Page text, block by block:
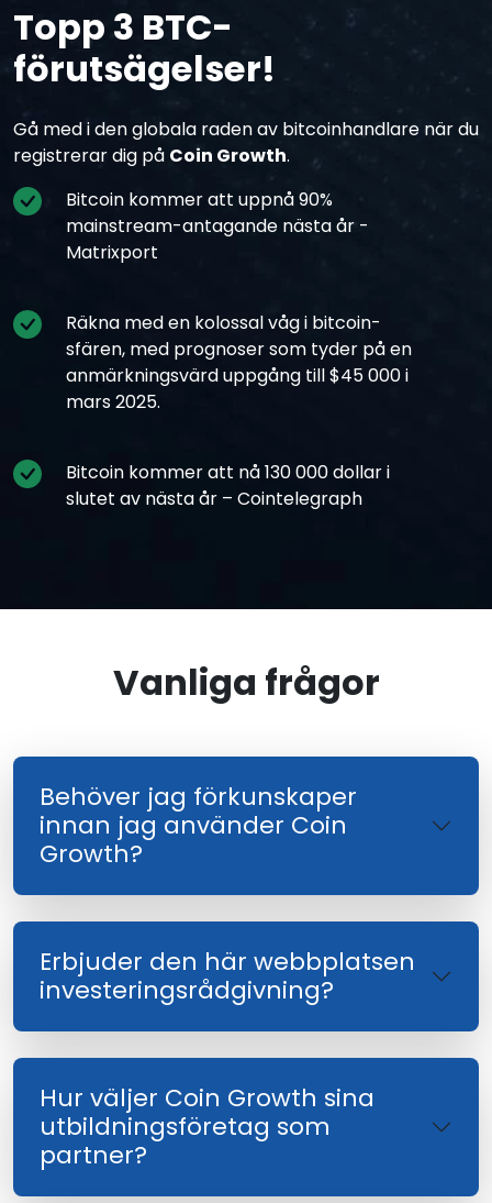
Topp 3 BTC-
förutsägelser!
Gå med i den globala raden av bitcoinhandlare när du
registrerar dig på Coin Growth.
Bitcoin kommer att uppnå 90%
mainstream-antagande nästa år -
Matrixport
Räkna med en kolossal våg i bitcoin-
sfären, med prognoser som tyder på en
anmärkningsvärd uppgång till $45 000 i
mars 2025.
Bitcoin kommer att nå 130 000 dollar i
slutet av nästa år – Cointelegraph
Vanliga frågor
Behöver jag förkunskaper
innan jag använder Coin
Growth?
Erbjuder den här webbplatsen
investeringsrådgivning?
Hur väljer Coin Growth sina
utbildningsföretag som
partner?